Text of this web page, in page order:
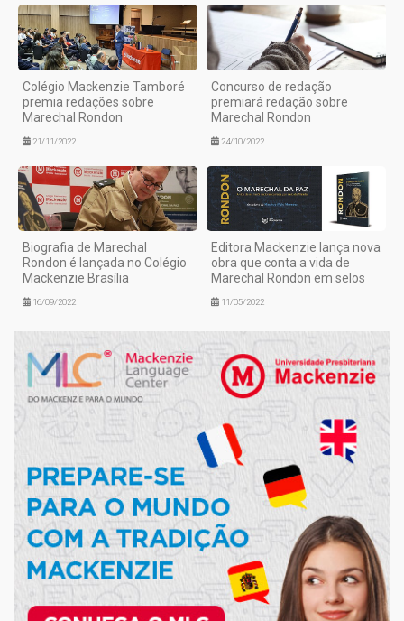
Colégio Mackenzie Tamboré
premia redações sobre
Marechal Rondon
21/11/2022
Concurso de redação
premiará redação sobre
Marechal Rondon
24/10/2022
Biografia de Marechal
Rondon é lançada no Colégio
Mackenzie Brasília
16/09/2022
Editora Mackenzie lança nova
obra que conta a vida de
Marechal Rondon em selos
11/05/2022